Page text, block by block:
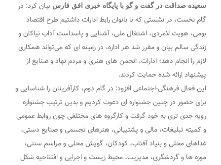
سعیده صداقت در گفت و گو با پایگاه خبری افق فارس بیان کرد: در
گام نخست، در نشستی که با بانوان رابط ادارات داشتیم طرح اقتصاد
بومی، هویت لامردی، اشتغال ملی، آشنایی و پاسداست آداب نیاکان و
زندگی سالم بیان و مقرر شد هر اداره، در زمینه ای که می‌تواند همکاری
لازم را انجام دهد؛ ادارات، انجمن های هنری و مردم نهاد و صنایع از
پیشنهاد ارائه شده حمایت کردند.
این فعال فرهنگی-اجتماعی افزود: در گام دوم، کارآفرینان را شناسایی و
برای حضور در چنین جشنواره ای دعوت کردیم و بدین ترتیب جشنواره
رویه جدی تری به خود گرفت و کارگروه های مختلفی چون روابط عمومی
و کمیته تبلیغات، مالی و پشتیبانی، هنرهای تجسمی و صنایع دستی،
غذاهای محلی و بنیاد آفتاب، کودکان، گویش محلی و مراسم سنتی،
موزه ها و گردشگری، مدیریت، محیط زیست و اجرایی و افتتاحیه شکل